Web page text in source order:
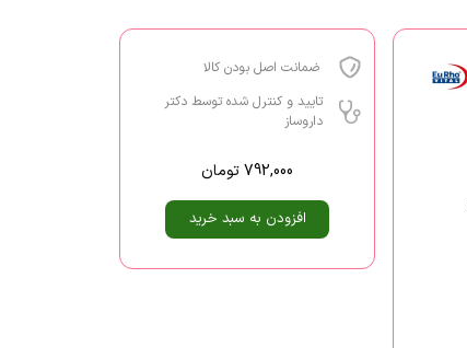
ضمانت اصل بودن کالا
تایید و کنترل شده توسط دکتر
داروساز
792,000تومان
افزودن به سبد خرید